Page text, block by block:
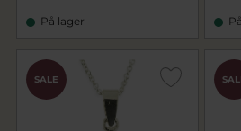
På lager
SALE